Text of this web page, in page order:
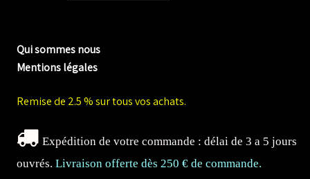
Qui sommes nous
Mentions légales
Remise de 2.5 % sur tous vos achats.
Expédition de votre commande : délai de 3 a 5 jours
ouvrés. Livraison offerte dès 250 € de commande.